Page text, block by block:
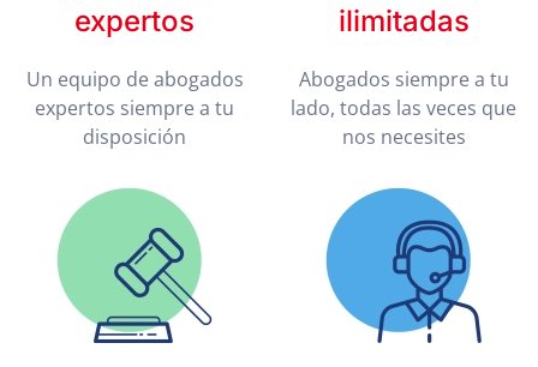
expertos
Un equipo de abogados
expertos siempre a tu
disposición
ilimitadas
Abogados siempre a tu
lado, todas las veces que
nos necesites